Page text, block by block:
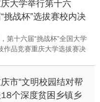
大学举行第十六
挑战杯”选拔赛校内决
第十六届“挑战杯”全国大学
作品竞赛重庆大学选拔赛决
目的320余名学生参加决
市“文明校园结对帮
个深度贫困乡镇乡